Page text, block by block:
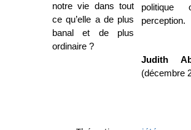
notre vie dans tout
ce qu’elle a de plus
banal et de plus
ordinaire ?
politique
perception.
Judith
(décembre